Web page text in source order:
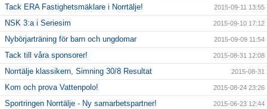
Tack ERA Fastighetsmäklare i Norrtälje! 2015-09-11 13:55
NSK 3:a i Seriesim 2015-09-10 17:12
Nybörjarträning för barn och ungdomar 2015-09-09 11:54
Tack till våra sponsorer! 2015-08-31 12:08
Norrtälje klassikern, Simning 30/8 Resultat 2015-08-31
Kom och prova Vattenpolo! 2015-08-24 23:26
Sportringen Norrtälje - Ny samarbetspartner! 2015-06-23 12:44